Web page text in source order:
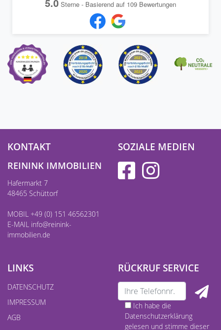
Sterne - Basierend auf 109 Bewertungen
KONTAKT
REININK IMMOBILIEN
Hafermarkt 7
48465 Schüttorf
MOBIL +49 (0) 151 46562301
E-MAIL info@reinink-
immobilien.de
SOZIALE MEDIEN
LINKS
DATENSCHUTZ
IMPRESSUM
AGB
RÜCKRUF SERVICE
Ich habe die
Datenschutzerklärung
gelesen und stimme dieser